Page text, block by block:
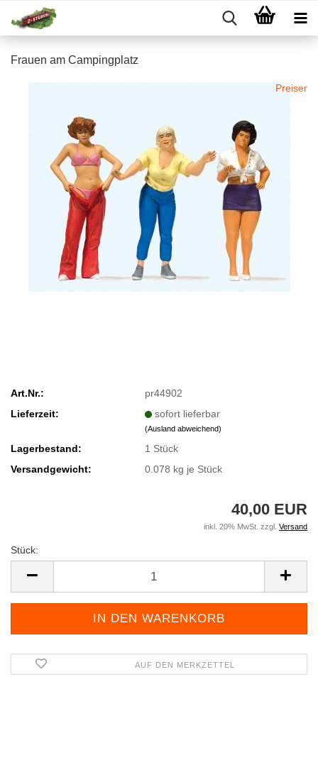
Frauen am Campingplatz
Preiser
Art.Nr.:
pr44902
Lieferzeit:
sofort lieferbar
(Ausland abweichend)
Lagerbestand: 1 Stück
Versandgewicht:
0.078 kg je Stück
40,00 EUR
inkl. 20% MwSt. zzgl. Versand
Stück:
AUF DEN MERKZETTEL